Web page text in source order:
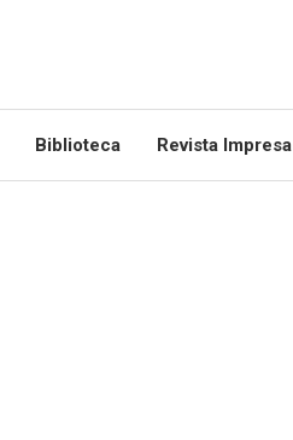
Biblioteca Revista Impresa